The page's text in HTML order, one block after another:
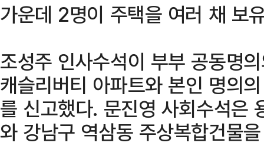
가운데 2명이 주택을 여러 채 보
조성주 인사수석이 부부 공동명
캐슬리버티 아파트와 본인 명의
를 신고했다. 문진영 사회수석은
와 강남구 역삼동 주상복합건물